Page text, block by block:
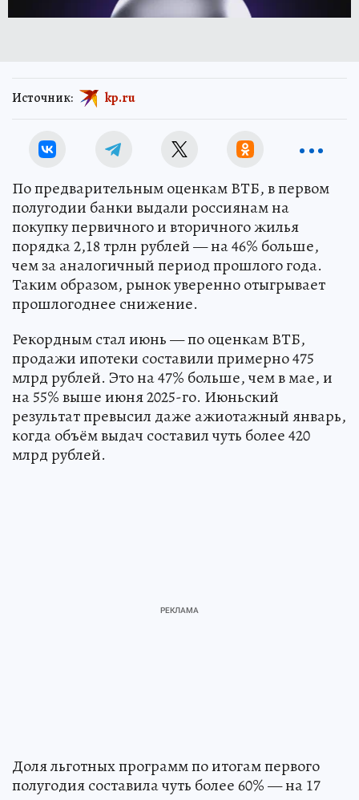
Источник: kp.ru
По предварительным оценкам ВТБ, в первом
полугодии банки выдали россиянам на
покупку первичного и вторичного жилья
порядка 2,18 трлн рублей — на 46% больше,
чем за аналогичный период прошлого года.
Таким образом, рынок уверенно отыгрывает
прошлогоднее снижение.
Рекордным стал июнь — по оценкам ВТБ,
продажи ипотеки составили примерно 475
млрд рублей. Это на 47% больше, чем в мае, и
на 55% выше июня 2025-го. Июньский
результат превысил даже ажиотажный январь,
когда объём выдач составил чуть более 420
млрд рублей.
Доля льготных программ по итогам первого
полугодия составила чуть более 60% — на 17